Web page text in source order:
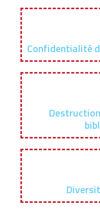
Confidentialité